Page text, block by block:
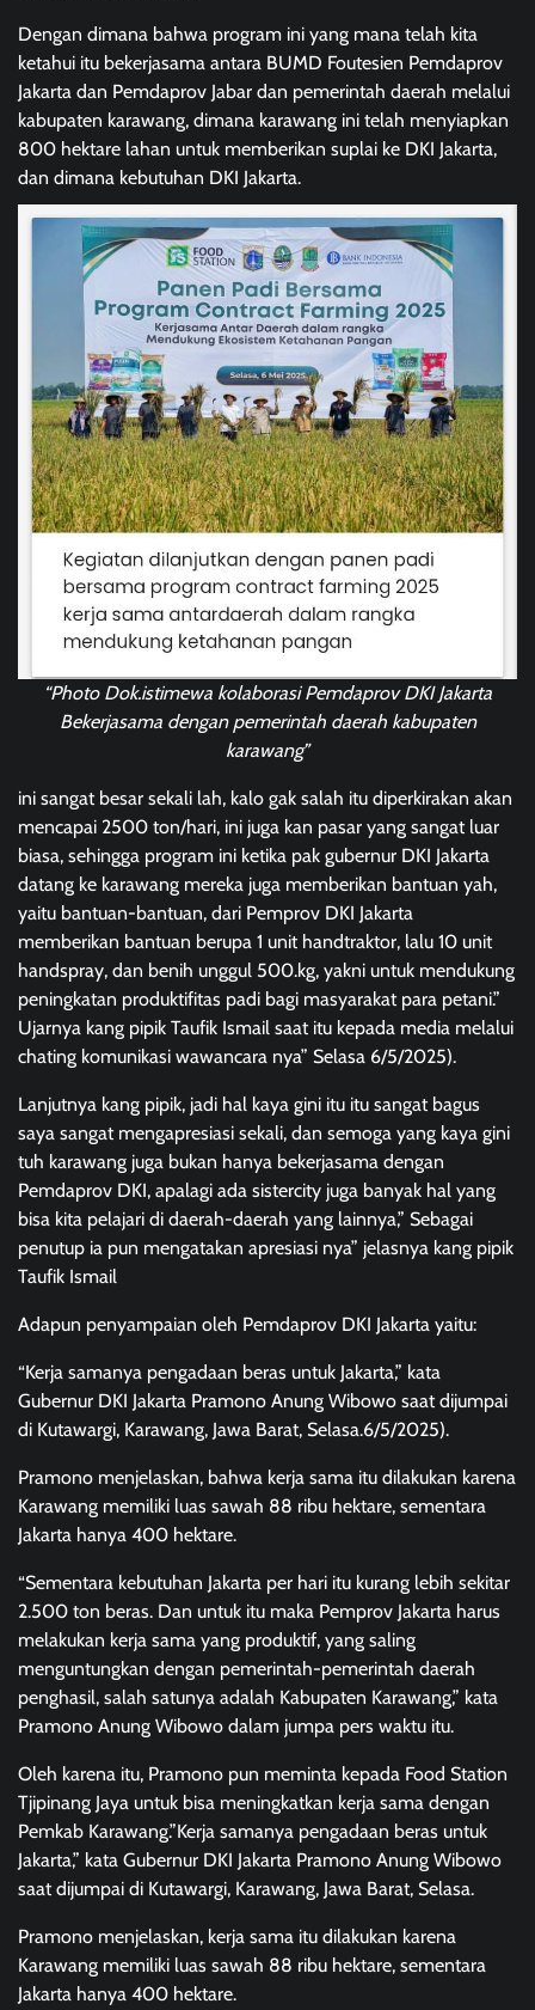
Dengan dimana bahwa program ini yang mana telah kita
ketahui itu bekerjasama antara BUMD Foutesien Pemdaprov
Jakarta dan Pemdaprov Jabar dan pemerintah daerah melalui
kabupaten karawang, dimana karawang ini telah menyiapkan
800 hektare lahan untuk memberikan suplai ke DKI Jakarta,
dan dimana kebutuhan DKI Jakarta.
“Photo Dok.istimewa kolaborasi Pemdaprov DKI Jakarta
Bekerjasama dengan pemerintah daerah kabupaten
karawang”
ini sangat besar sekali lah, kalo gak salah itu diperkirakan akan
mencapai 2500 ton/hari, ini juga kan pasar yang sangat luar
biasa, sehingga program ini ketika pak gubernur DKI Jakarta
datang ke karawang mereka juga memberikan bantuan yah,
yaitu bantuan-bantuan, dari Pemprov DKI Jakarta
memberikan bantuan berupa 1 unit handtraktor, lalu 10 unit
handspray, dan benih unggul 500.kg, yakni untuk mendukung
peningkatan produktifitas padi bagi masyarakat para petani.”
Ujarnya kang pipik Taufik Ismail saat itu kepada media melalui
chating komunikasi wawancara nya” Selasa 6/5/2025).
Lanjutnya kang pipik, jadi hal kaya gini itu itu sangat bagus
saya sangat mengapresiasi sekali, dan semoga yang kaya gini
tuh karawang juga bukan hanya bekerjasama dengan
Pemdaprov DKI, apalagi ada sistercity juga banyak hal yang
bisa kita pelajari di daerah-daerah yang lainnya,” Sebagai
penutup ia pun mengatakan apresiasi nya” jelasnya kang pipik
Taufik Ismail
Adapun penyampaian oleh Pemdaprov DKI Jakarta yaitu:
“Kerja samanya pengadaan beras untuk Jakarta,” kata
Gubernur DKI Jakarta Pramono Anung Wibowo saat dijumpai
di Kutawargi, Karawang, Jawa Barat, Selasa.6/5/2025).
Pramono menjelaskan, bahwa kerja sama itu dilakukan karena
Karawang memiliki luas sawah 88 ribu hektare, sementara
Jakarta hanya 400 hektare.
“Sementara kebutuhan Jakarta per hari itu kurang lebih sekitar
2.500 ton beras. Dan untuk itu maka Pemprov Jakarta harus
melakukan kerja sama yang produktif, yang saling
menguntungkan dengan pemerintah-pemerintah daerah
penghasil, salah satunya adalah Kabupaten Karawang,” kata
Pramono Anung Wibowo dalam jumpa pers waktu itu.
Oleh karena itu, Pramono pun meminta kepada Food Station
Tjipinang Jaya untuk bisa meningkatkan kerja sama dengan
Pemkab Karawang.”Kerja samanya pengadaan beras untuk
Jakarta,” kata Gubernur DKI Jakarta Pramono Anung Wibowo
saat dijumpai di Kutawargi, Karawang, Jawa Barat, Selasa.
Pramono menjelaskan, kerja sama itu dilakukan karena
Karawang memiliki luas sawah 88 ribu hektare, sementara
Jakarta hanya 400 hektare.